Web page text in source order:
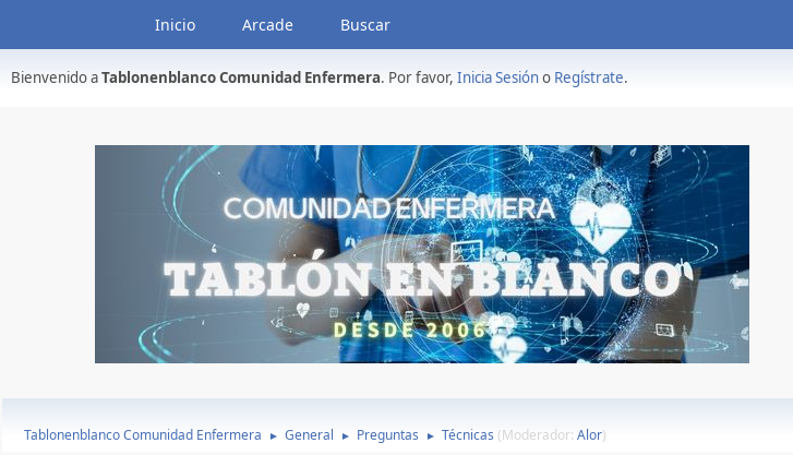
Inicio Arcade Buscar
Bienvenido aTablonenblanco Comunidad Enfermera. Por favor, Inicia Sesióno Regístrate.
Tablonenblanco Comunidad Enfermera ► General ► Preguntas ► Técnicas (Moderador: Alor)